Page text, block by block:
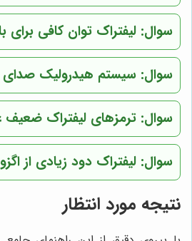
سوال: لیفتراک توان کافی برای
سوال: سیستم هیدرولیک
سوال: ترمزهای لیفتراک
سوال: لیفتراک دود زیادی از
نتیجه مورد انتظار